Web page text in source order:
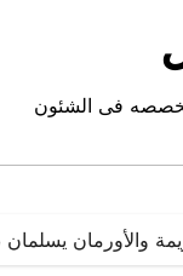
فى الشئون
يسلمان 118 مشروع تمكين اقتصادي لأهالي بني سويف